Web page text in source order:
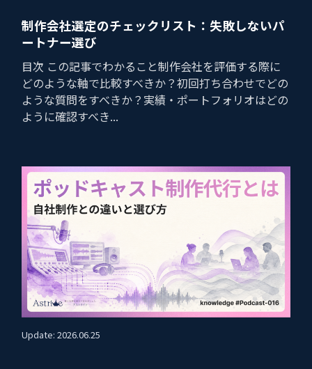
制作会社選定のチェックリスト：失敗しないパ
ートナー選び
目次 この記事でわかること制作会社を評価する際に
どのような軸で比較すべきか？初回打ち合わせでどの
ような質問をすべきか？実績・ポートフォリオはどの
ように確認すべき...
Update: 2026.06.25